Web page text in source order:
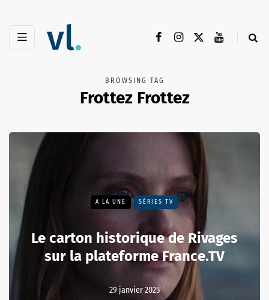
BROWSING TAG
Frottez Frottez
A LA UNE SÉRIES TV
Le carton historique de Rivages
sur la plateforme France.TV
29 janvier 2025